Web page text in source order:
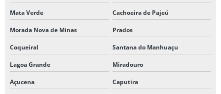
Mata Verde Cachoeira de Pajeú
Morada Nova de Minas Prados
Coqueiral Santana do Manhuaçu
Lagoa Grande Miradouro
Açucena Caputira